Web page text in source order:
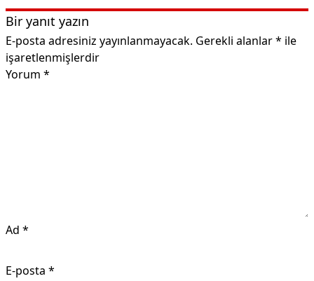
Bir yanıt yazın
E-posta adresiniz yayınlanmayacak. Gerekli alanlar* ile
işaretlenmişlerdir
Yorum *
Ad *
E-posta *